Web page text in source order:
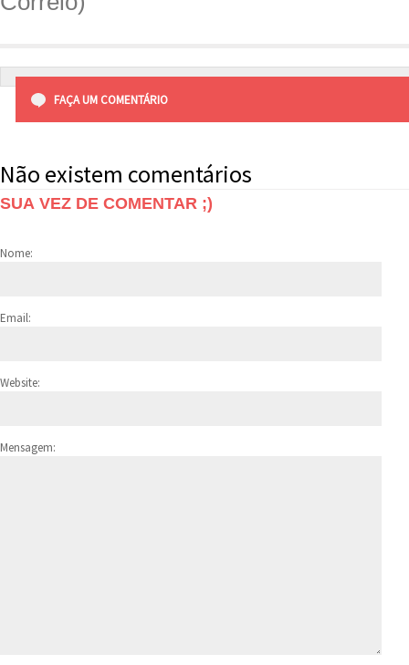
FAÇA UM COMENTÁRIO
Não existem comentários
SUA VEZ DE COMENTAR ;)
Nome:
Email:
Website:
Mensagem: